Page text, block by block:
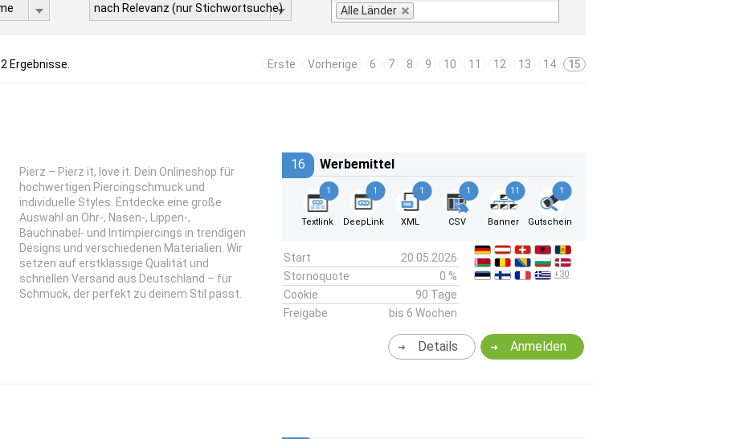
nach Relevanz (nur Stichwortsuche)
Alle Länder
Ergebnisse. Erste Vorherige 6 7 8 9 10 11 12 13 14 15
Pierz – Pierz it, love it. Dein Onlineshop für
hochwertigen Piercingschmuck und
individuelle Styles. Entdecke eine große
Auswahl an Ohr-, Nasen-, Lippen-,
Bauchnabel- und Intimpiercings in trendigen
Designs und verschiedenen Materialien. Wir
setzen auf erstklassige Qualität und
schnellen Versand aus Deutschland – für
Schmuck, der perfekt zu deinem Stil passt.
16 Werbemittel
1
Textlink
1
DeepLink
1
XML
1
CSV
11
Banner
1
Gutschein
Start
20.05.2026
Stornoquote
0 %
Cookie
90 Tage
Freigabe
bis 6 Wochen
+30
Anmelden
Details